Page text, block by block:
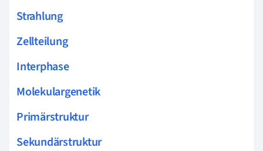
Strahlung
Zellteilung
Interphase
Molekulargenetik
Primärstruktur
Sekundärstruktur